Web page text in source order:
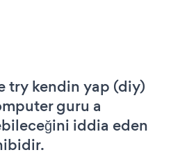
try kendin yap (diy)
guru a
iddia eden